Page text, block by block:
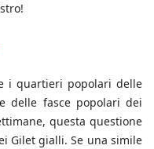
i quartieri popolari delle
delle fasce popolari dei
questa questione
Gilet gialli. Se una simile